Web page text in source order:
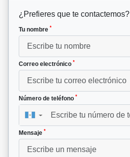
¿Prefieres que te contactemos?
Tu nombre *
Correo electrónico *
Número de teléfono *
▼
Mensaje *